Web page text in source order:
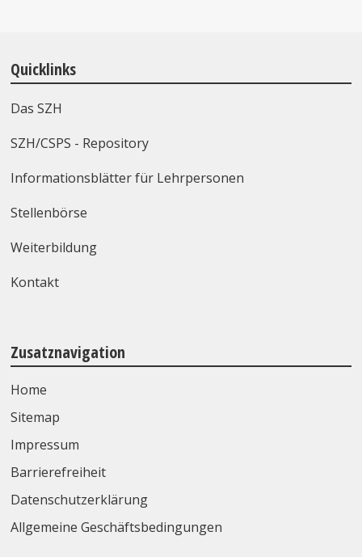
Quicklinks
Das SZH
SZH/CSPS - Repository
Informationsblätter für Lehrpersonen
Stellenbörse
Weiterbildung
Kontakt
Zusatznavigation
Home
Sitemap
Impressum
Barrierefreiheit
Datenschutzerklärung
Allgemeine Geschäftsbedingungen